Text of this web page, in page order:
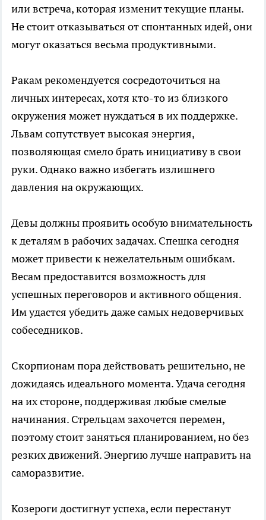
или встреча, которая изменит текущие планы.
Не стоит отказываться от спонтанных идей, они
могут оказаться весьма продуктивными.
Ракам рекомендуется сосредоточиться на
личных интересах, хотя кто-то из близкого
окружения может нуждаться в их поддержке.
Львам сопутствует высокая энергия,
позволяющая смело брать инициативу в свои
руки. Однако важно избегать излишнего
давления на окружающих.
Девы должны проявить особую внимательность
к деталям в рабочих задачах. Спешка сегодня
может привести к нежелательным ошибкам.
Весам предоставится возможность для
успешных переговоров и активного общения.
Им удастся убедить даже самых недоверчивых
собеседников.
Скорпионам пора действовать решительно, не
дожидаясь идеального момента. Удача сегодня
на их стороне, поддерживая любые смелые
начинания. Стрельцам захочется перемен,
поэтому стоит заняться планированием, но без
резких движений. Энергию лучше направить на
саморазвитие.
Козероги достигнут успеха, если перестанут